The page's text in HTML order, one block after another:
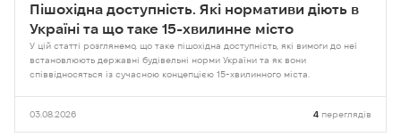
Пішохідна доступність. Які нормативи діють в
Україні та що таке 15-хвилинне місто
У цій статті розглянемо, що таке пішохідна доступність, які вимоги до неї
встановлюють державні будівельні норми України та як вони
співвідносяться із сучасною концепцією 15-хвилинного міста.
03.08.2026 4 переглядів